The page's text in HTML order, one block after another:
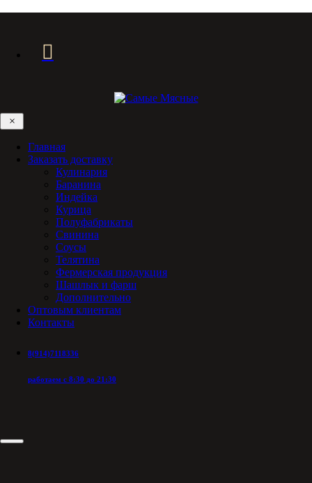
×
Главная
Заказать доставку
Кулинария
Баранина
Индейка
Курица
Полуфабрикаты
Свинина
Соусы
Телятина
Фермерская продукция
Шашлык и фарш
Дополнительно
Оптовым клиентам
Контакты
8(914)7118336
работаем с 8:30 до 21:30